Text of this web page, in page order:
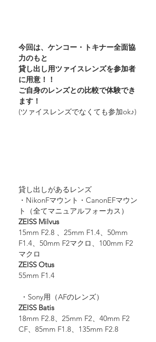
今回は、ケンコー・トキナー全面協
力のもと
貸し出し用ツァイスレンズを参加者
に用意！！
ご自身のレンズとの比較で体験でき
ます！
(ツァイスレンズでなくても参加ok♪)
貸し出しがあるレンズ
・NikonFマウント・CanonEFマウン
ト（全てマニュアルフォーカス）
ZEISS Milvus
15mm F2.8 、25mm F1.4、50mm
F1.4、50mm F2マクロ、100mm F2
マクロ
ZEISS Otus
55mm F1.4
・Sony用（AFのレンズ）
ZEISS Batis
18mm F2.8、25mm F2、40mm F2
CF、85mm F1.8、135mm F2.8